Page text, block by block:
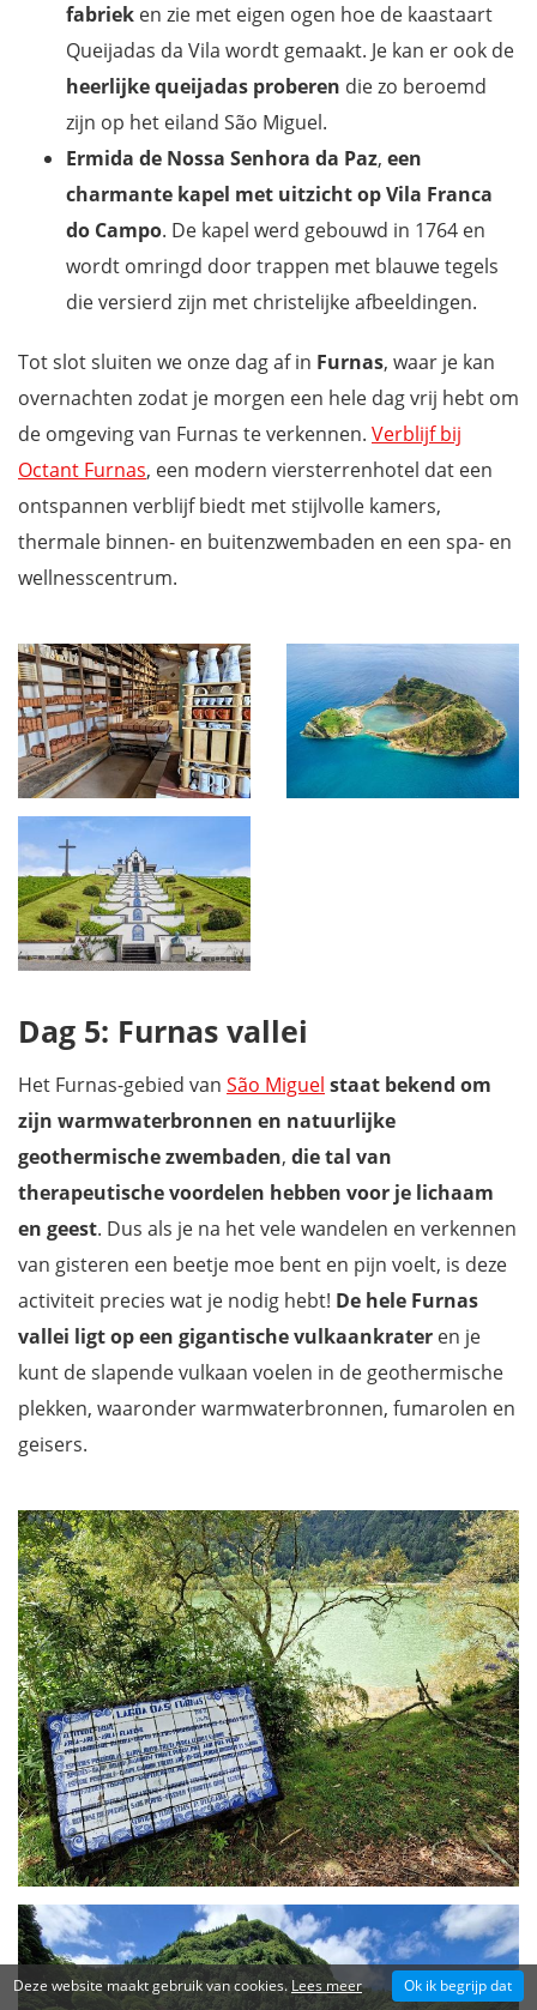
fabriek en zie met eigen ogen hoe de kaastaart
Queijadas da Vila wordt gemaakt. Je kan er ook de
heerlijke queijadas proberen die zo beroemd
zijn op het eiland São Miguel.
Ermida de Nossa Senhora da Paz, een
charmante kapel met uitzicht op Vila Franca
do Campo. De kapel werd gebouwd in 1764 en
wordt omringd door trappen met blauwe tegels
die versierd zijn met christelijke afbeeldingen.
Tot slot sluiten we onze dag af in Furnas, waar je kan
overnachten zodat je morgen een hele dag vrij hebt om
de omgeving van Furnas te verkennen. Verblijf bij
Octant Furnas, een modern viersterrenhotel dat een
ontspannen verblijf biedt met stijlvolle kamers,
thermale binnen- en buitenzwembaden en een spa- en
wellnesscentrum.
Dag 5: Furnas vallei
Het Furnas-gebied van São Miguel staat bekend om
zijn warmwaterbronnen en natuurlijke
geothermische zwembaden, die tal van
therapeutische voordelen hebben voor je lichaam
en geest. Dus als je na het vele wandelen en verkennen
van gisteren een beetje moe bent en pijn voelt, is deze
activiteit precies wat je nodig hebt! De hele Furnas
vallei ligt op een gigantische vulkaankrater en je
kunt de slapende vulkaan voelen in de geothermische
plekken, waaronder warmwaterbronnen, fumarolen en
geisers.
Deze website maakt gebruik van cookies. Lees meer Ok ik begrijp dat